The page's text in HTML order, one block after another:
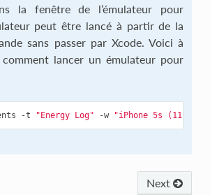
la fenêtre de l’émulateur pour
peut être lancé à partir de la
sans passer par Xcode. Voici à
comment lancer un émulateur pour
-t "Energy Log" -w "iPhone 5s (11.2)"
Next